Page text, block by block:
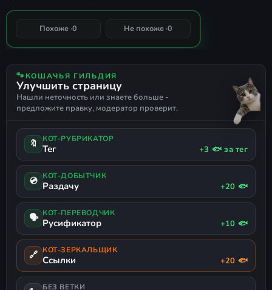
0%
СОВПАДЕНИЕ
Похоже ·0 Не похоже ·0
🐾КОШАЧЬЯ ГИЛЬДИЯ
Улучшить страницу
Нашли неточность или знаете больше -
предложите правку, модератор проверит.
🔖 КОТ-РУБРИКАТОР
Тег +3 🐟 за тег
💿 КОТ-ДОБЫТЧИК
Раздачу +20 🐟
🗣 КОТ-ПЕРЕВОДЧИК
Русификатор +10 🐟
🔗 КОТ-ЗЕРКАЛЬЩИК
Ссылки +20 🐟
БЕЗ ВЕТКИ